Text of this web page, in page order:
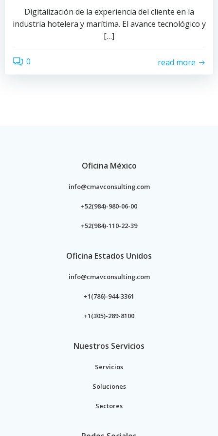
Digitalización de la experiencia del cliente en la
industria hotelera y marítima. El avance tecnológico y
[…]
0 read more
Oficina México
info@cmavconsulting.com
+52(984)-980-06-00
+52(984)-110-22-39
Oficina Estados Unidos
info@cmavconsulting.com
+1(786)-944-3361
+1(305)-289-8100
Nuestros Servicios
Servicios
Soluciones
Sectores